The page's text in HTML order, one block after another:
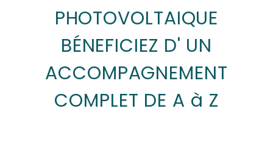
PHOTOVOLTAIQUE
BÉNEFICIEZ D' UN
ACCOMPAGNEMENT
COMPLET DE A à Z